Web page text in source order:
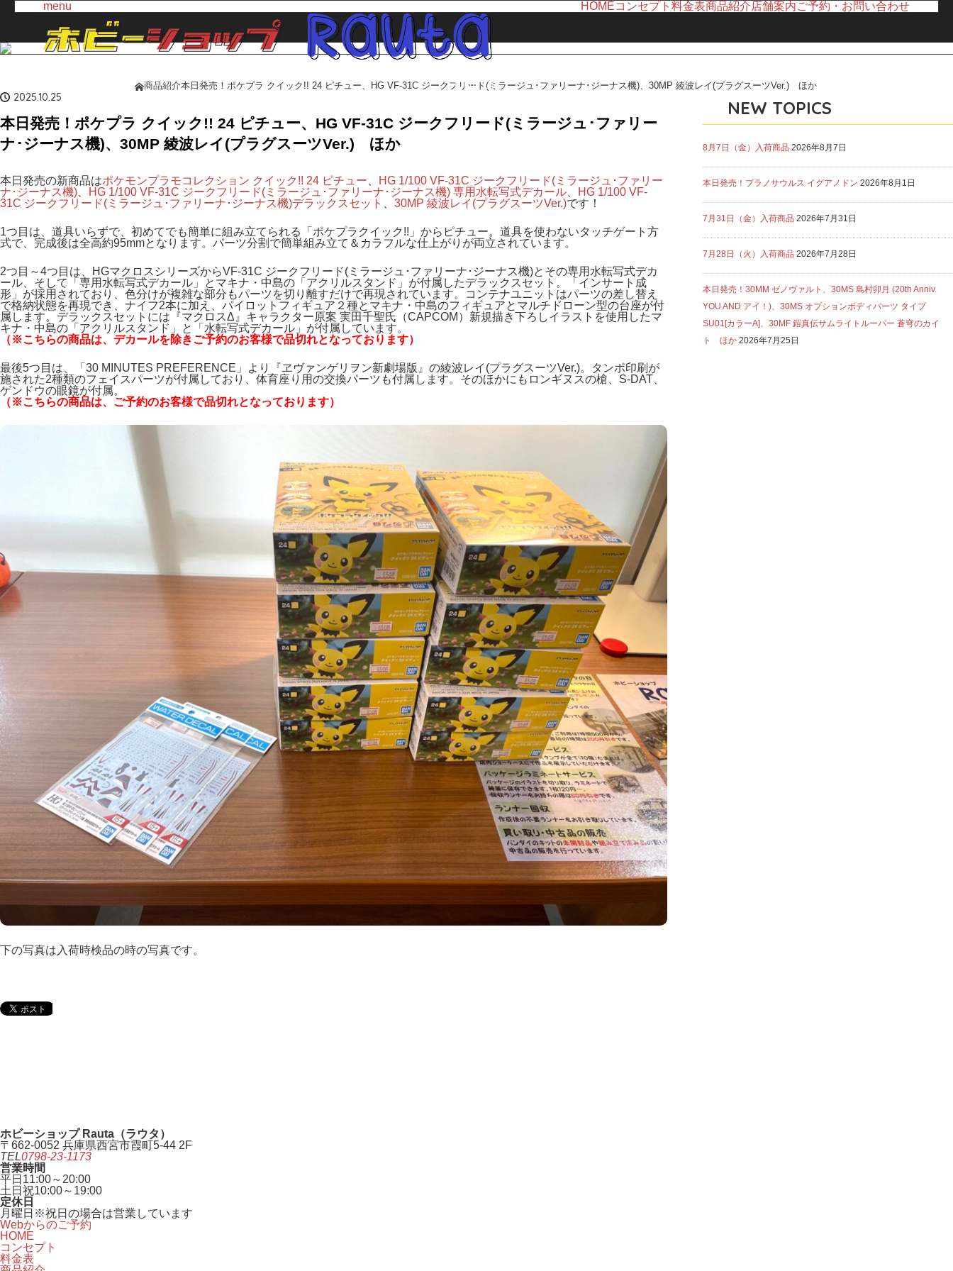
menu HOMEコンセプト 料金表商品紹介店舗案内ご予約・お問い合わせ
LINE UP
ホーム
商品紹介本日発売！ポケプラ クイック!! 24 ピチュー、HG VF-31C ジークフリード(ミラージュ･ファリーナ･ジーナス機)、30MP 綾波レイ(プラグスーツVer.) ほか
2025.10.25
本日発売！ポケプラ クイック!! 24 ピチュー、HG VF-31C ジークフリード(ミラージュ･ファリー
ナ･ジーナス機)、30MP 綾波レイ(プラグスーツVer.) ほか
本日発売の新商品はポケモンプラモコレクション クイック!! 24 ピチュー
HG 1/100 VF-31C ジークフリード(ミラージュ･ファリー
ナ･ジーナス機)
HG 1/100 VF-31C ジークフリード(ミラージュ･ファリーナ･ジーナス機) 専用水転写式デカール
HG 1/100 VF-
31C ジークフリード(ミラージュ･ファリーナ･ジーナス機)デラックスセット
30MP 綾波レイ(プラグスーツVer.)です！
1つ目は、道具いらずで、初めてでも簡単に組み立てられる「ポケプラクイック!!」からピチュー。道具を使わないタッチゲート方
式で、完成後は全高約95mmとなります。パーツ分割で簡単組み立て＆カラフルな仕上がりが両立されています。
2つ目～4つ目は、HGマクロスシリーズからVF-31C ジークフリード(ミラージュ･ファリーナ･ジーナス機)とその専用水転写式デカ
ール、そして「専用水転写式デカール」とマキナ・中島の「アクリルスタンド」が付属したデラックスセット。「インサート成
形」が採用されており、色分けが複雑な部分もパーツを切り離すだけで再現されています。コンテナユニットはパーツの差し替え
で格納状態を再現でき、ナイフ2本に加え、パイロットフィギュア２種とマキナ・中島のフィギュアとマルチドローン型の台座が付
属します。デラックスセットには『マクロスΔ』キャラクター原案 実田千聖氏（CAPCOM）新規描き下ろしイラストを使用したマ
キナ・中島の「アクリルスタンド」と「水転写式デカール」が付属しています。
（※こちらの商品は、デカールを除きご予約のお客様で品切れとなっております）
最後5つ目は、「30 MINUTES PREFERENCE」より『ヱヴァンゲリヲン新劇場版』の綾波レイ(プラグスーツVer.)。タンポ印刷が
施された2種類のフェイスパーツが付属しており、体育座り用の交換パーツも付属します。そのほかにもロンギヌスの槍、S-DAT、
ゲンドウの眼鏡が付属。
（※こちらの商品は、ご予約のお客様で品切れとなっております）
下の写真は入荷時検品の時の写真です。
NEW TOPICS
8月7日（金）入荷商品 2026年8月7日
本日発売！プラノサウルス イグアノドン 2026年8月1日
7月31日（金）入荷商品 2026年7月31日
7月28日（火）入荷商品 2026年7月28日
本日発売！30MM ゼノヴァルト、30MS 島村卯月 (20th Anniv.
YOU AND アイ！)、30MS オプションボディパーツ タイプ
SU01[カラーA]、30MF 鎧真伝サムライトルーパー 蒼穹のカイ
ト ほか 2026年7月25日
ホビーショップ Rauta（ラウタ）
〒662-0052 兵庫県西宮市霞町5-44 2F
TEL0798-23-1173
営業時間
平日 11:00～20:00
土日祝10:00～19:00
定休日
月曜日 ※祝日の場合は営業しています
Webからのご予約
HOME
コンセプト
料金表